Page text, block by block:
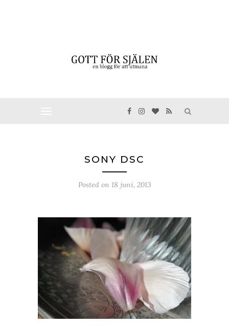
SONY DSC
Posted on 18 juni, 2013